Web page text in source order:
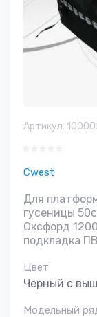
Артикул:
Cwest
Для
гусеницы
Оксфорд
подкладка
Цвет
Черный с
Модельный